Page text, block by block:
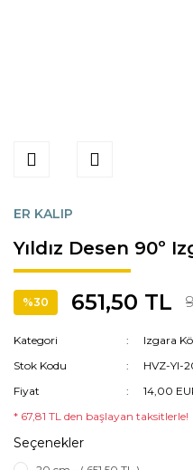
ER KALIP
Yıldız Desen 90º
%30 651,50 TL
Kategori
Izgara
Stok Kodu
HVZ-YI-
Fiyat
14,00
* 67,81 TL den başlayan taksitlerle!
Seçenekler